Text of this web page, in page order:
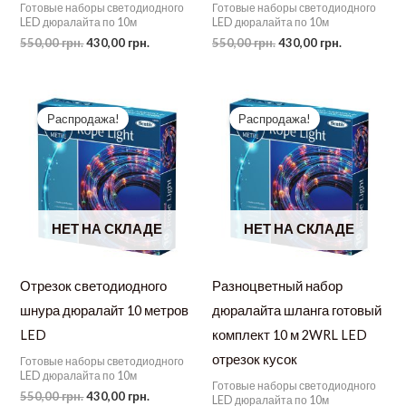
Готовые наборы светодиодного
LED дюралайта по 10м
550,00грн.Первоначальная
430,00 грн.
Готовые наборы светодиодного
LED дюралайта по 10м
550,00грн.Первоначальная
430,00 грн.
НЕТ НА СКЛАДЕ
Распродажа!
Отрезок светодиодного
шнура дюралайт 10 метров
LED
Готовые наборы светодиодного
LED дюралайта по 10м
550,00грн.Первоначальная
430,00 грн.
НЕТ НА СКЛАДЕ
Распродажа!
Разноцветный набор
дюралайта шланга готовый
комплект 10 м 2WRL LED
отрезок кусок
Готовые наборы светодиодного
LED дюралайта по 10м